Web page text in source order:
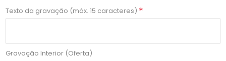
Texto da gravação (máx. 15 caracteres) *
Gravação Interior (Oferta)